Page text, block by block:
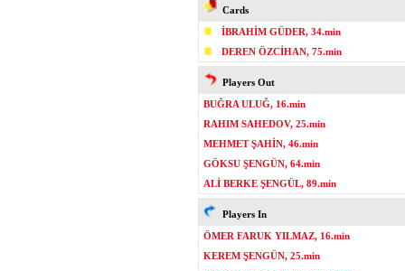
Cards
İBRAHİM GÜDER, 34.min
DEREN ÖZCİHAN, 75.min
Players Out
BUĞRA ULUĞ, 16.min
RAHIM SAHEDOV, 25.min
MEHMET ŞAHİN, 46.min
GÖKSU ŞENGÜN, 64.min
ALİ BERKE ŞENGÜL, 89.min
Players In
ÖMER FARUK YILMAZ, 16.min
KEREM ŞENGÜN, 25.min